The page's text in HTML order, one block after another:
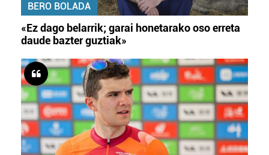
BERO BOLADA
«Ez dago belarrik; garai honetarako oso erreta
daude bazter guztiak»